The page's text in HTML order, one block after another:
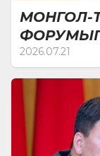
МОНГОЛ-
2026.07.21